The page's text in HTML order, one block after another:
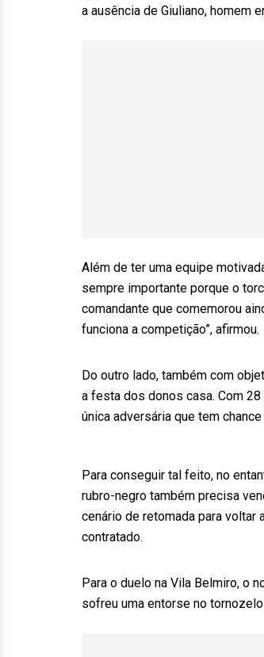
a ausência de Giuliano, homem
Além de ter uma equipe
sempre importante porque o
comandante que comemorou
funciona a competição”, afirmou.
Do outro lado, também com
a festa dos donos casa. Com
única adversária que tem
Para conseguir tal feito, no
rubro-negro também precisa
cenário de retomada para voltar
contratado.
Para o duelo na Vila Belmiro, o
sofreu uma entorse no